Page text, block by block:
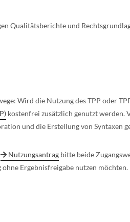
Qualitätsberichte und
Wird die Nutzung des TPP oder
kostenfrei zusätzlich genutzt werden.
und die Erstellung von Syntaxen
Nutzungsantrag bitte beide
ohne Ergebnisfreigabe nutzen möchten.